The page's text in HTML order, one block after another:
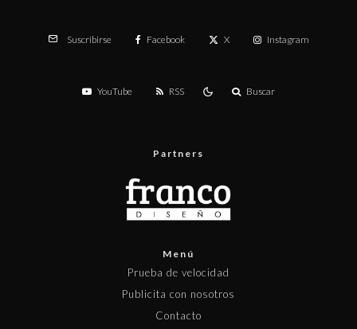
Suscribirse Facebook X Instagram
YouTube RSS Buscar
Partners
Menú
Prueba de velocidad
Publicita con nosotros
Contacto